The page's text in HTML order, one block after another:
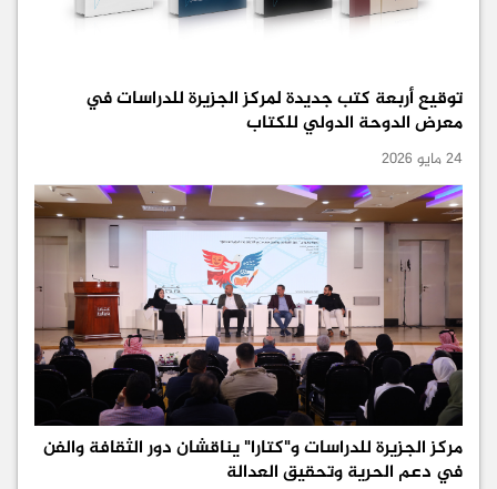
توقيع أربعة كتب جديدة لمركز الجزيرة للدراسات في
معرض الدوحة الدولي للكتاب
24 مايو 2026
مركز الجزيرة للدراسات و"كتارا" يناقشان دور الثقافة والفن
في دعم الحرية وتحقيق العدالة